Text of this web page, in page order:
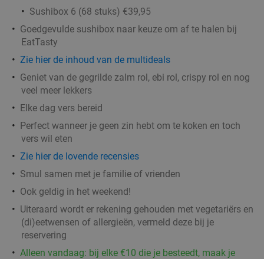
Sushibox 6 (68 stuks) €39,95
Goedgevulde sushibox naar keuze om af te halen bij
EatTasty
Zie hier de inhoud van de multideals
Geniet van de gegrilde zalm rol, ebi rol, crispy rol en nog
veel meer lekkers
Elke dag vers bereid
Perfect wanneer je geen zin hebt om te koken en toch
vers wil eten
Zie hier de lovende recensies
Smul samen met je familie of vrienden
Ook geldig in het weekend!
Uiteraard wordt er rekening gehouden met vegetariërs en
(di)eetwensen of allergieën, vermeld deze bij je
reservering
Alleen vandaag: bij elke €10 die je besteedt, maak je